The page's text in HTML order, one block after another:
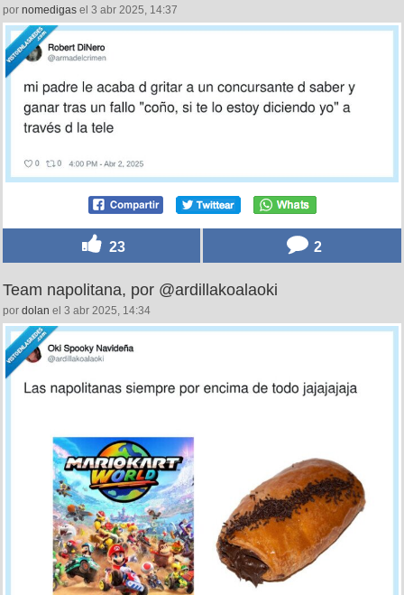
por nomedigas el 3 abr 2025, 14:37
23 2
Team napolitana, por @ardillakoalaoki
por dolan el 3 abr 2025, 14:34